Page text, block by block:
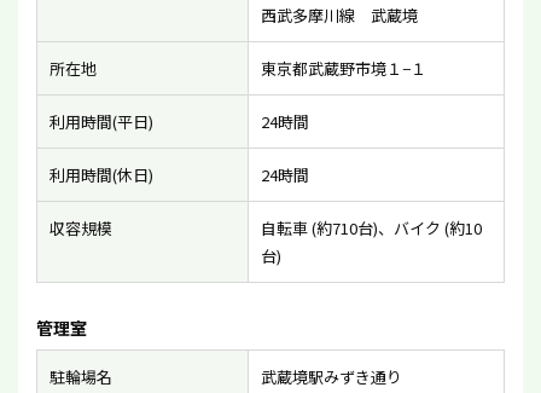
西武多摩川線 武蔵境
所在地 東京都武蔵野市境１−１
利用時間(平日) 24時間
利用時間(休日) 24時間
収容規模
自転車 (約710台)、バイク (約10
台)
管理室
駐輪場名 武蔵境駅みずき通り